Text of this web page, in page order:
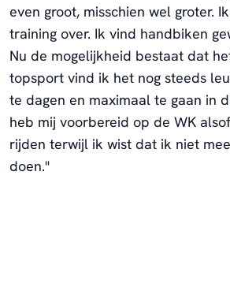
even groot, misschien wel groter.
training over. Ik vind handbiken
Nu de mogelijkheid bestaat dat
topsport vind ik het nog steeds
te dagen en maximaal te gaan in
heb mij voorbereid op de WK
rijden terwijl ik wist dat ik niet
doen."